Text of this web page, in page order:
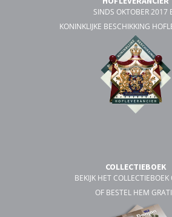
SINDS OKTOBER 2017
KONINKLIJKE BESCHIKKING
COLLECTIEBOEK
BEKIJK HET COLLECTIEBOEK
OF BESTEL HEM